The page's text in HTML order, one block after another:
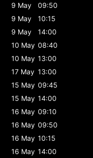
9 May
09:50
9 May
10:15
9 May
14:00
10 May 08:40
10 May 13:00
17 May 13:00
15 May 09:45
15 May 14:00
16 May 09:10
16 May 09:50
16 May 10:15
16 May 14:00